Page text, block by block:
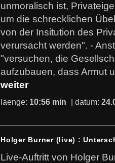
unmoralisch ist,
um die schrecklichen
von der Insitution des
verursacht werden". -
"versuchen, die
aufzubauen, dass Armut
weiter
laenge: 10:56 min | datum:
Holger Burner (live) :
Live-Auftritt von Holger